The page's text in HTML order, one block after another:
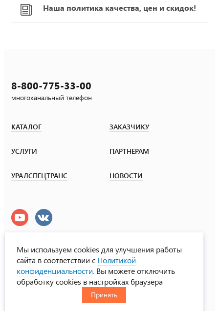
Наша политика качества, цен и скидок!
8-800-775-33-00
многоканальный телефон
КАТАЛОГ ЗАКАЗЧИКУ
УСЛУГИ ПАРТНЕРАМ
УРАЛСПЕЦТРАНС НОВОСТИ
УралСпецТранс
© ООО «Урал СТ», 2000-2026
Политика конфиденциальности
CHN
Мы используем cookies для улучшения работы
сайта в соответствии с Политикой
конфиденциальности . Вы можете отключить
обработку cookies в настройках браузера
Принять